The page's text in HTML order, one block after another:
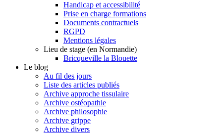
Handicap et accessibilité
Prise en charge formations
Documents contractuels
RGPD
Mentions légales
Lieu de stage (en Normandie)
Bricqueville la Blouette
Le blog
Au fil des jours
Liste des articles publiés
Archive approche tissulaire
Archive ostéopathie
Archive philosophie
Archive grippe
Archive divers